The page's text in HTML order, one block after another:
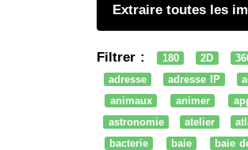
Extraire toutes les
Filtrer : 180 2D
adresse
adresse IP
animaux
animer
astronomie
atelier
bacterie
baie baie